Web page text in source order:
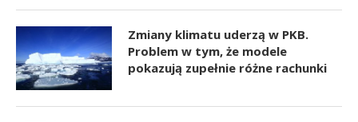
Zmiany klimatu uderzą w PKB.
Problem w tym, że modele
pokazują zupełnie różne rachunki